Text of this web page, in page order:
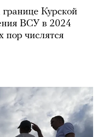
границе Курской
ВСУ в 2024
пор числятся